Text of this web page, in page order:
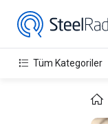
Tüm Kategoriler